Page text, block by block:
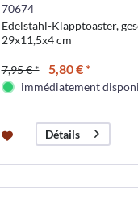
70674
Edelstahl-Klapptoaster,
29x11,5x4 cm
7,95 € * 5,80 € *
immédiatement
Détails